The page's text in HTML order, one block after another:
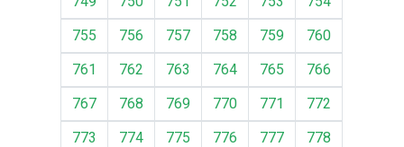
755
756 757 758 759
760
761
762 763 764 765
766
767
768 769 770 771
772
773
774 775 776 777
778